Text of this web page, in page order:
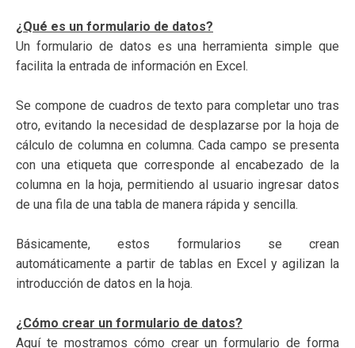
¿Qué es un formulario de datos?
Un formulario de datos es una herramienta simple que
facilita la entrada de información en Excel.
Se compone de cuadros de texto para completar uno tras
otro, evitando la necesidad de desplazarse por la hoja de
cálculo de columna en columna. Cada campo se presenta
con una etiqueta que corresponde al encabezado de la
columna en la hoja, permitiendo al usuario ingresar datos
de una fila de una tabla de manera rápida y sencilla.
Básicamente, estos formularios se crean
automáticamente a partir de tablas en Excel y agilizan la
introducción de datos en la hoja.
¿Cómo crear un formulario de datos?
Aquí te mostramos cómo crear un formulario de forma